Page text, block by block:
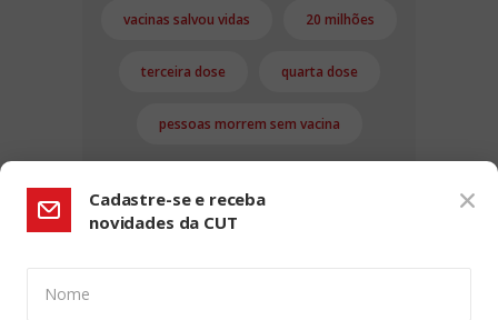
vacinas salvou vidas 20 milhões
terceira dose quarta dose
pessoas morrem sem vacina
Cadastre-se e receba
novidades da CUT
Nome